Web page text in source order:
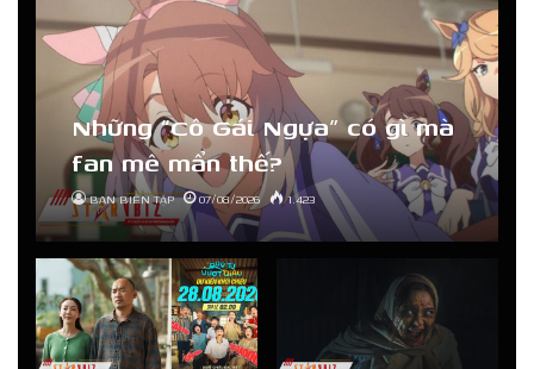
Những “Cô Gái Ngựa” có gì mà
fan mê mẩn thế?
BAN BIÊN TẬP 07/08/2026 1.423